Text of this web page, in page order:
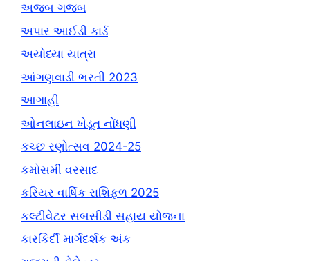
અજબ ગજબ
અપાર આઈડી કાર્ડ
અયોધ્યા યાત્રા
આંગણવાડી ભરતી 2023
આગાહી
ઓનલાઇન ખેડૂત નોંધણી
કચ્છ રણોત્સવ 2024-25
કમોસમી વરસાદ
કરિયર વાર્ષિક રાશિફળ 2025
કલ્ટીવેટર સબસીડી સહાય યોજના
કારકિર્દી માર્ગદર્શક અંક